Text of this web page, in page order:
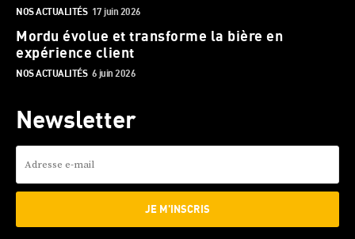
NOS ACTUALITÉS 17 juin 2026
Mordu évolue et transforme la bière en
expérience client
NOS ACTUALITÉS 6 juin 2026
Newsletter
JE M'INSCRIS